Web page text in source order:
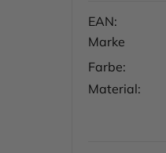
EAN:
Marke
Farbe:
Material: